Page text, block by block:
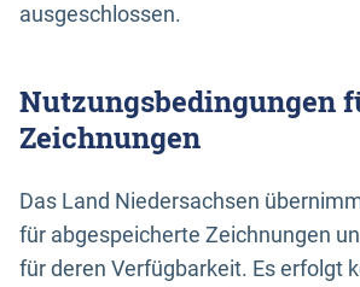
ausgeschlossen.
Nutzungsbedingungen
Zeichnungen
Das Land Niedersachsen
für abgespeicherte Zeichnungen
für deren Verfügbarkeit. Es erfolgt